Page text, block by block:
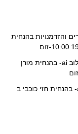
והזדמנויות בהנחית
סדנא- הכנה לראיון עבודה בשילוב ai- בהנחית מורן
סדנא- עולם עבודה בעידן ה- ai- בהנחית חזי כוכבי ב